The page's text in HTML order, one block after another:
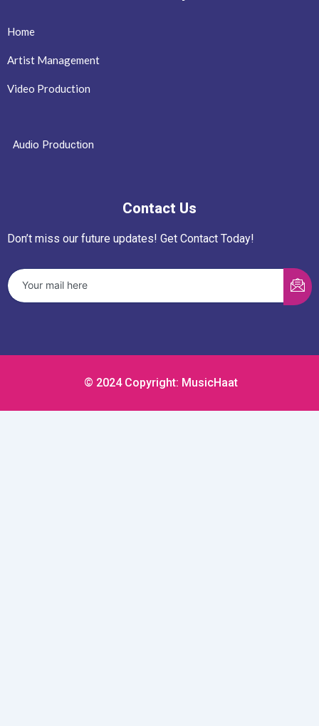
Home
Artist Management
Video Production
Audio Production
Contact Us
Don’t miss our future updates! Get Contact Today!
© 2024 Copyright: MusicHaat